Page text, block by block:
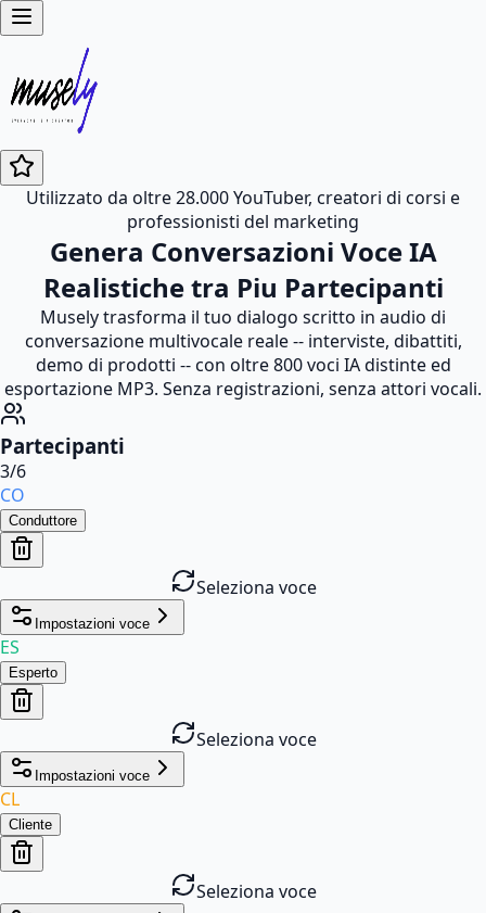
Utilizzato da oltre 28.000 YouTuber, creatori di corsi e
professionisti del marketing
Genera Conversazioni Voce IA
Realistiche tra Piu Partecipanti
Musely trasforma il tuo dialogo scritto in audio di
conversazione multivocale reale -- interviste, dibattiti,
demo di prodotti -- con oltre 800 voci IA distinte ed
esportazione MP3. Senza registrazioni, senza attori vocali.
Partecipanti
3/6
CO
Conduttore
Seleziona voce
Impostazioni voce
ES
Esperto
Seleziona voce
Impostazioni voce
CL
Cliente
Seleziona voce